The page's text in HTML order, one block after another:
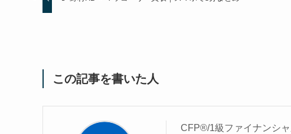
この記事を書いた人
CFP®/1級ファイナンシ